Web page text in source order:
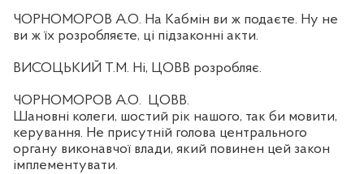
ЧОРНОМОРОВ А.О. На Кабмін ви ж подаєте. Ну не
ви ж їх розробляєте, ці підзаконні акти.
ВИСОЦЬКИЙ Т.М. Ні, ЦОВВ розробляє.
ЧОРНОМОРОВ А.О.
ЦОВВ.
Шановні колеги, шостий рік нашого, так би мовити,
керування. Не присутній голова центрального
органу виконавчої влади, який повинен цей закон
імплементувати.